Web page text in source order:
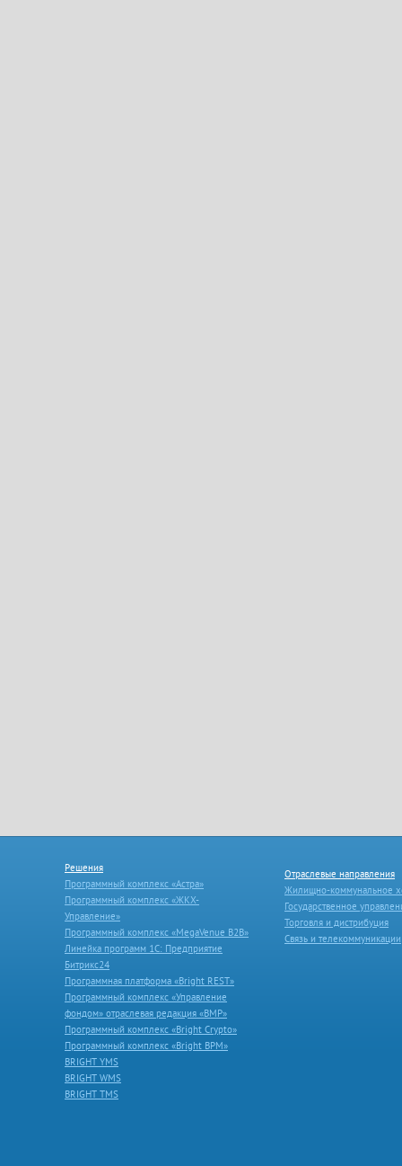
Решения
Программный комплекс «Астра»
Программный комплекс «ЖКХ-
Управление»
Программный комплекс «MegaVenue B2B»
Линейка программ 1С: Предприятие
Битрикс24
Программная платформа «Bright REST»
Программный комплекс «Управление
фондом» отраслевая редакция «ВМР»
Программный комплекс «Bright Crypto»
Программный комплекс «Bright BPM»
BRIGHT YMS
BRIGHT WMS
BRIGHT TMS
Отраслевые направления
Жилищно-коммунальное
Государственное
Торговля и дистрибуция
Связь и телекоммуникации